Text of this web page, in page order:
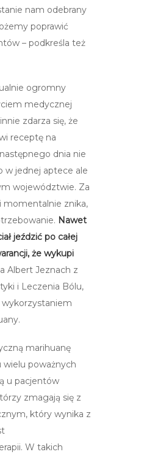
nam odebrany
poprawić
– podkreśla też
ogromny
medycznej
zdarza się, że
receptę na
dnia nie
w jednej aptece ale
województwie. Za
momentalnie znika,
Nawet
jeździć po całej
że wykupi
Albert Jeznach z
i Leczenia Bólu,
marihuanę
wielu poważnych
u pacjentów
zmagają się z
który wynika z
W takich